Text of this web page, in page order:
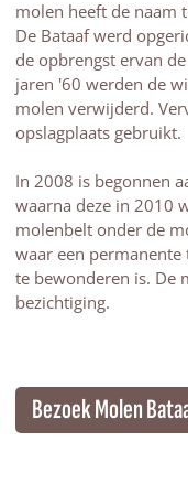
molen heeft de naam
De Bataaf werd
de opbrengst ervan
jaren '60 werden de
molen verwijderd.
opslagplaats gebruikt.
In 2008 is begonnen
waarna deze in 2010
molenbelt onder de
waar een
te bewonderen is. De
bezichtiging.
Bezoek Molen